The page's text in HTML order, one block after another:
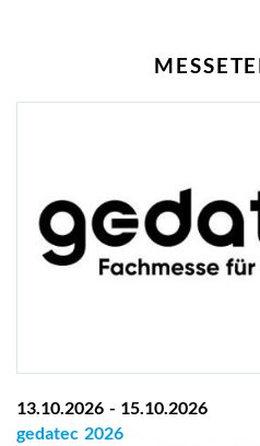
13.10.2026 - 15.10.2026
gedatec 2026